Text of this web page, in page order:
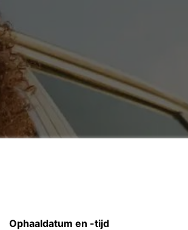
Ophaaldatum en -tijd